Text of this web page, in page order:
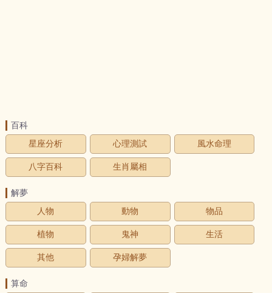
百科
星座分析
心理測試 風水命理
八字百科 生肖屬相
解夢
人物
動物 物品
植物 鬼神 生活
其他 孕婦解夢
算命